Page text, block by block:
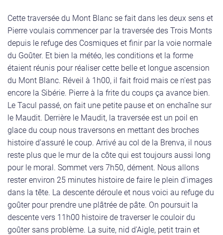
Cette traversée du Mont Blanc se fait dans les deux sens et
Pierre voulais commencer par la traversée des Trois Monts
depuis le refuge des Cosmiques et finir par la voie normale
du Goûter. Et bien la météo, les conditions et la forme
étaient réunis pour réaliser cette belle et longue ascension
du Mont Blanc. Réveil à 1h00, il fait froid mais ce n'est pas
encore la Sibérie. Pierre à la frite du coups ça avance bien.
Le Tacul passé, on fait une petite pause et on enchaîne sur
le Maudit. Derrière le Maudit, la traversée est un poil en
glace du coup nous traversons en mettant des broches
histoire d'assuré le coup. Arrivé au col de la Brenva, il nous
reste plus que le mur de la côte qui est toujours aussi long
pour le moral. Sommet vers 7h50, dément. Nous allons
rester environ 25 minutes histoire de faire le plein d'images
dans la tête. La descente déroule et nous voici au refuge du
goûter pour prendre une plâtrée de pâte. On poursuit la
descente vers 11h00 histoire de traverser le couloir du
goûter sans problème. La suite, nid d'Aigle, petit train et